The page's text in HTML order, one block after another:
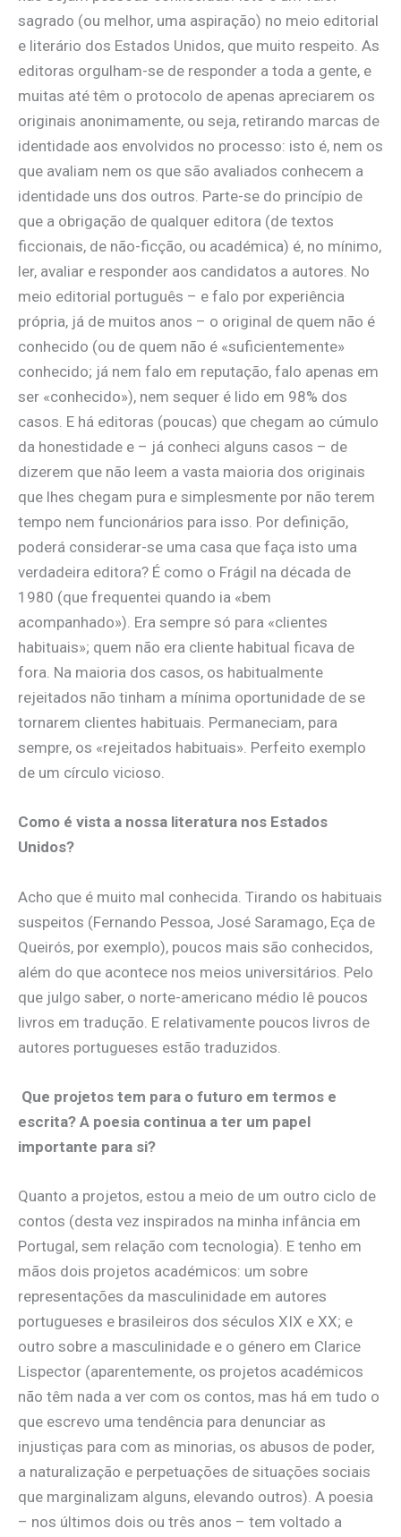
sagrado (ou melhor, uma aspiração) no meio editorial
e literário dos Estados Unidos, que muito respeito. As
editoras orgulham-se de responder a toda a gente, e
muitas até têm o protocolo de apenas apreciarem os
originais anonimamente, ou seja, retirando marcas de
identidade aos envolvidos no processo: isto é, nem os
que avaliam nem os que são avaliados conhecem a
identidade uns dos outros. Parte-se do princípio de
que a obrigação de qualquer editora (de textos
ficcionais, de não-ficção, ou académica) é, no mínimo,
ler, avaliar e responder aos candidatos a autores. No
meio editorial português – e falo por experiência
própria, já de muitos anos – o original de quem não é
conhecido (ou de quem não é «suficientemente»
conhecido; já nem falo em reputação, falo apenas em
ser «conhecido»), nem sequer é lido em 98% dos
casos. E há editoras (poucas) que chegam ao cúmulo
da honestidade e – já conheci alguns casos – de
dizerem que não leem a vasta maioria dos originais
que lhes chegam pura e simplesmente por não terem
tempo nem funcionários para isso. Por definição,
poderá considerar-se uma casa que faça isto uma
verdadeira editora? É como o Frágil na década de
1980 (que frequentei quando ia «bem
acompanhado»). Era sempre só para «clientes
habituais»; quem não era cliente habitual ficava de
fora. Na maioria dos casos, os habitualmente
rejeitados não tinham a mínima oportunidade de se
tornarem clientes habituais. Permaneciam, para
sempre, os «rejeitados habituais». Perfeito exemplo
de um círculo vicioso.
Como é vista a nossa literatura nos Estados
Unidos?
Acho que é muito mal conhecida. Tirando os habituais
suspeitos (Fernando Pessoa, José Saramago, Eça de
Queirós, por exemplo), poucos mais são conhecidos,
além do que acontece nos meios universitários. Pelo
que julgo saber, o norte-americano médio lê poucos
livros em tradução. E relativamente poucos livros de
autores portugueses estão traduzidos.
Que projetos tem para o futuro em termos e
escrita? A poesia continua a ter um papel
importante para si?
Quanto a projetos, estou a meio de um outro ciclo de
contos (desta vez inspirados na minha infância em
Portugal, sem relação com tecnologia). E tenho em
mãos dois projetos académicos: um sobre
representações da masculinidade em autores
portugueses e brasileiros dos séculos XIX e XX; e
outro sobre a masculinidade e o género em Clarice
Lispector (aparentemente, os projetos académicos
não têm nada a ver com os contos, mas há em tudo o
que escrevo uma tendência para denunciar as
injustiças para com as minorias, os abusos de poder,
a naturalização e perpetuações de situações sociais
que marginalizam alguns, elevando outros). A poesia
– nos últimos dois ou três anos – tem voltado a